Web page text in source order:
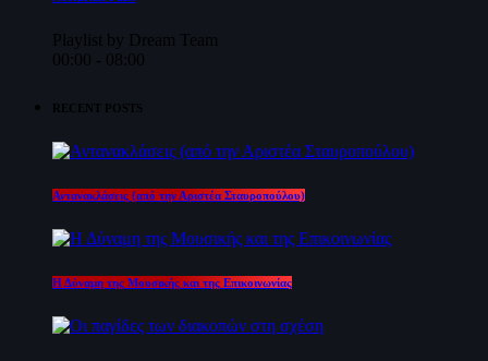
Playlist by Dream Team
00:00 - 08:00
RECENT POSTS
Αντανακλάσεις (από την Αριστέα Σταυροπούλου)
Η Δύναμη της Μουσικής και της Επικοινωνίας